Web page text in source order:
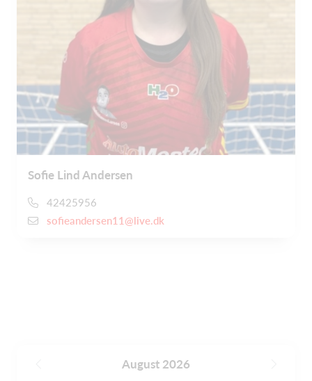
Sofie Lind Andersen
42425956
sofieandersen11@live.dk
August 2026